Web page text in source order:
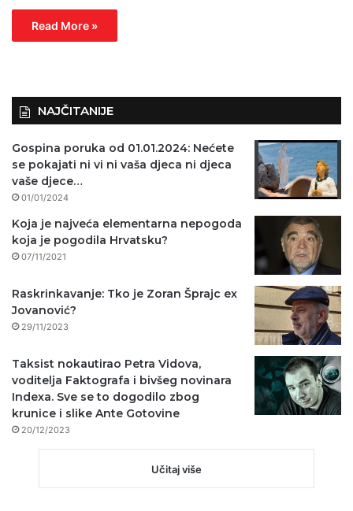
Read More »
NAJČITANIJE
Gospina poruka od 01.01.2024: Nećete
se pokajati ni vi ni vaša djeca ni djeca
vaše djece…
01/01/2024
Koja je najveća elementarna nepogoda
koja je pogodila Hrvatsku?
07/11/2021
Raskrinkavanje: Tko je Zoran Šprajc ex
Jovanović?
29/11/2023
Taksist nokautirao Petra Vidova,
voditelja Faktografa i bivšeg novinara
Indexa. Sve se to dogodilo zbog
krunice i slike Ante Gotovine
20/12/2023
Učitaj više